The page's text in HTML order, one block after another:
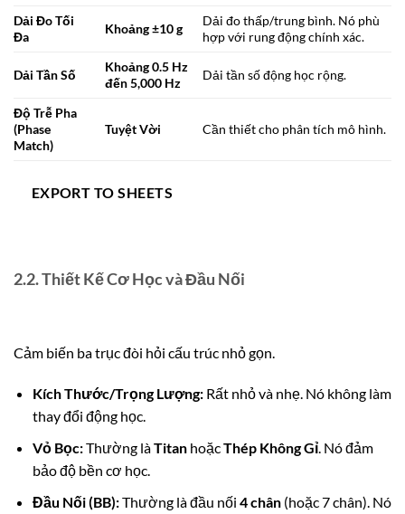
Dải Đo Tối
Đa
Khoảng±10g
Dải đo thấp/trung bình. Nó phù
hợp với rung động chính xác.
Dải Tần Số
Khoảng 0.5 Hz
đến 5,000 Hz
Dải tần số động học rộng.
Độ Trễ Pha
(Phase
Match)
Tuyệt Vời Cần thiết cho phân tích mô hình.
EXPORT TO SHEETS
2.2. Thiết Kế Cơ Học và Đầu Nối
Cảm biến ba trục đòi hỏi cấu trúc nhỏ gọn.
Kích Thước/Trọng Lượng:Rất nhỏ và nhẹ. Nó không làm
thay đổi động học.
Vỏ Bọc:Thường làTitanhoặcThép Không Gỉ. Nó đảm
bảo độ bền cơ học.
Đầu Nối (BB):Thường là đầu nối 4 chân(hoặc 7 chân). Nó